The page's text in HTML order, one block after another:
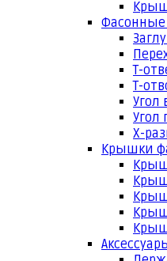
Т-
Т-
Угол
Угол
Х-
Крышки